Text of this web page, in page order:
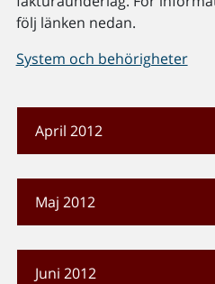
följ länken nedan.
System och behörigheter
April 2012
Maj 2012
Juni 2012